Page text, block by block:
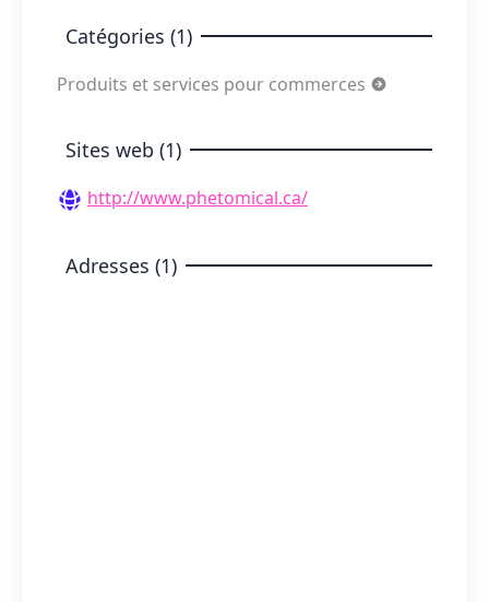
Catégories (1)
Produits et services pour commerces
Sites web (1)
http://www.phetomical.ca/
Adresses (1)